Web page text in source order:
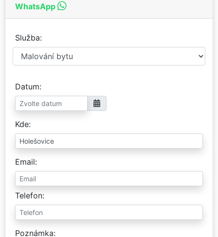
WhatsApp
Služba
Datum
Kde
Email
Telefon
Poznámka